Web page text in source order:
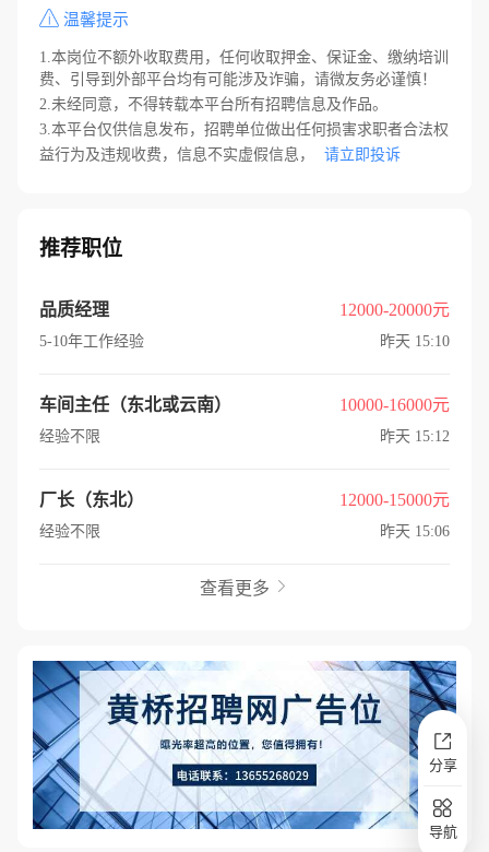
温馨提示
1.本岗位不额外收取费用，任何收取押金、保证金、缴纳培训
费、引导到外部平台均有可能涉及诈骗，请微友务必谨慎！
2.未经同意，不得转载本平台所有招聘信息及作品。
3.本平台仅供信息发布，招聘单位做出任何损害求职者合法权
益行为及违规收费，信息不实虚假信息，
请立即投诉
推荐职位
品质经理 12000-20000元
5-10年工作经验 昨天 15:10
车间主任（东北或云南） 10000-16000元
经验不限 昨天 15:12
厂长（东北） 12000-15000元
经验不限 昨天 15:06
查看更多 
分享
导航